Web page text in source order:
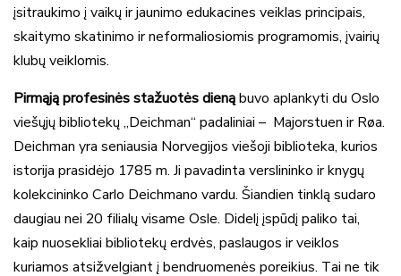
įsitraukimo į vaikų ir jaunimo edukacines veiklas principais,
skaitymo skatinimo ir neformaliosiomis programomis, įvairių
klubų veiklomis.
Pirmąją profesinės stažuotės dienąbuvo aplankyti du Oslo
viešųjų bibliotekų „Deichman“ padaliniai – Majorstuen ir Røa.
Deichman yra seniausia Norvegijos viešoji biblioteka, kurios
istorija prasidėjo 1785 m. Ji pavadinta verslininko ir knygų
kolekcininko Carlo Deichmano vardu. Šiandien tinklą sudaro
daugiau nei 20 filialų visame Osle. Didelį įspūdį paliko tai,
kaip nuosekliai bibliotekų erdvės, paslaugos ir veiklos
kuriamos atsižvelgiant į bendruomenės poreikius. Tai ne tik